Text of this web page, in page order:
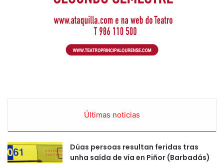
Últimas noticias
Dúas persoas resultan feridas tras
unha saída de vía en Piñor (Barbadás)